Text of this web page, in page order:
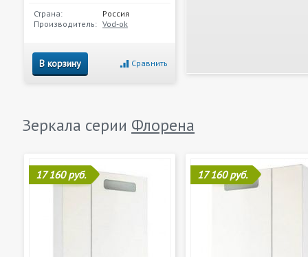
Страна:
Россия
Производитель: Vod-ok
В корзину Сравнить
Зеркала серии Флорена
17 160 руб. 17 160 руб.